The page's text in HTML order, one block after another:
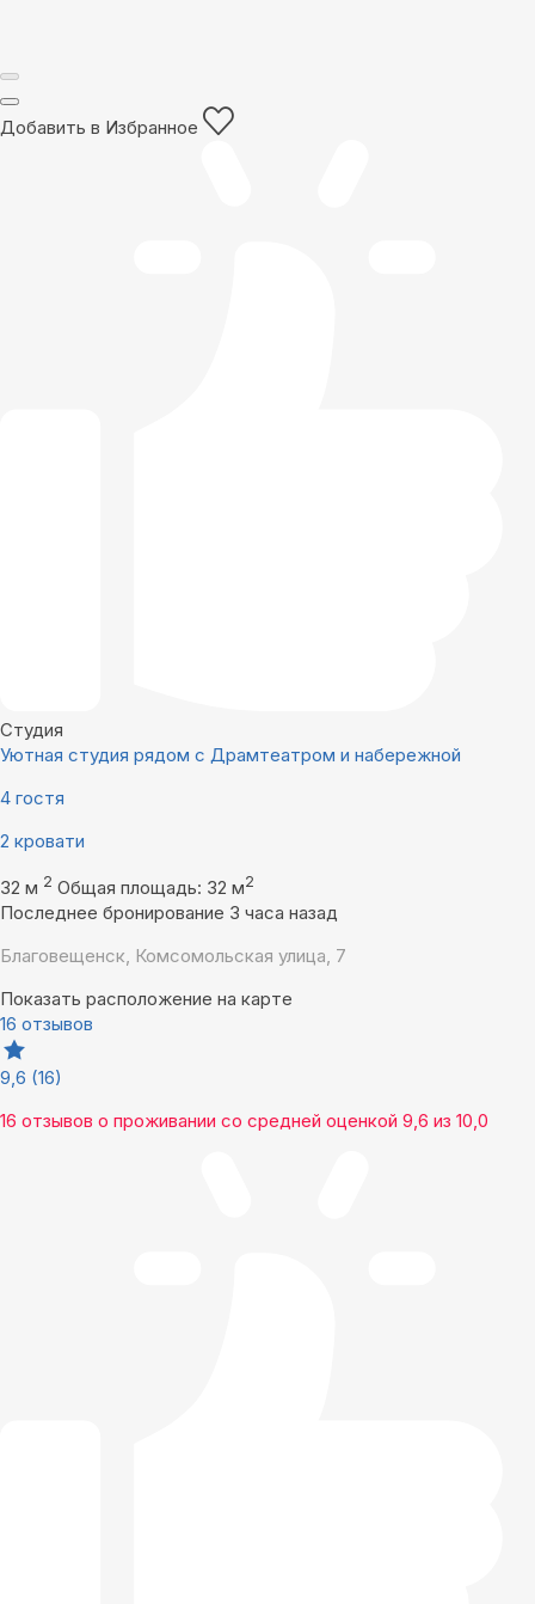
Добавить в Избранное
Студия
Уютная студия рядом с Драмтеатром и набережной
4 гостя
2 кровати
32 м 2 Общая площадь: 32 м2
Последнее бронирование 3 часа назад
Благовещенск, Комсомольская улица, 7
Показать расположение на карте
16 отзывов
9,6 (16)
16 отзывов о проживании со средней оценкой 9,6 из 10,0